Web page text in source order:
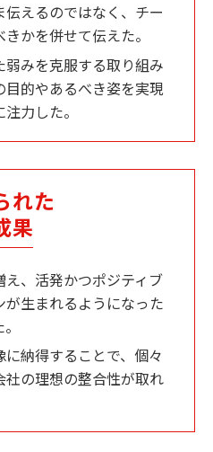
えるのではなく、チー
かを併せて伝えた。
みを克服する取り組み
的やあるべき姿を実現
力した。
れた
果
、活発かつポジティブ
生まれるようになった
納得することで、個々
の理想の整合性が取れ